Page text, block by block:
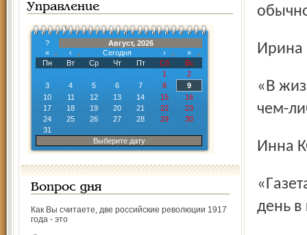
Управление
?
Август, 2026
«
‹ Сегодня ›
»
Пн
Вт Ср Чт Пт Сб
Вс
1
2
3
4 5 6 7 8
9
10
11 12 13 14 15
16
17
18 19 20 21 22
23
24
25 26 27 28 29
30
31
Выберите дату
Вопрос дня
Как Вы считаете, две российские революции 1917
года - это
«В жизни надо попробовать все, но не стоит увлекаться
чем-
Инна
«Газета живет один день, сказал Ян Неруда. А может, это
день в